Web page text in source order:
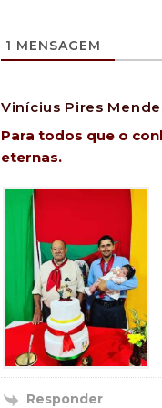
1 MENSAGEM
Vinícius Pires
Para todos que o
eternas.
Responder